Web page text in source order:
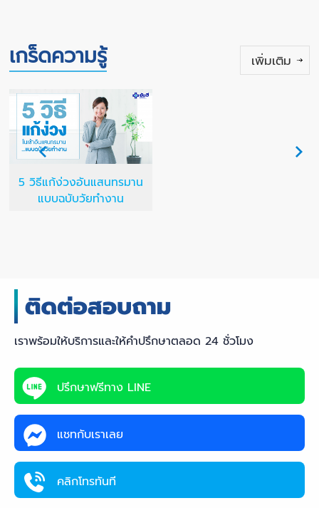
เกร็ดความรู้ เพิ่มเติม
5 วิธีแก้ง่วงอันแสนทรมาน
แบบฉบับวัยทำงาน
เราพร้อมให้บริการและให้คำปรึกษาตลอด 24 ชั่วโมง
ปรึกษาฟรีทาง LINE
แชทกับเราเลย
คลิกโทรทันที